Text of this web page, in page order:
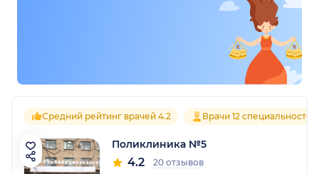
Средний рейтинг врачей 4.2 Врачи 12 специальностей
Поликлиника №5
4.2 20 отзывов